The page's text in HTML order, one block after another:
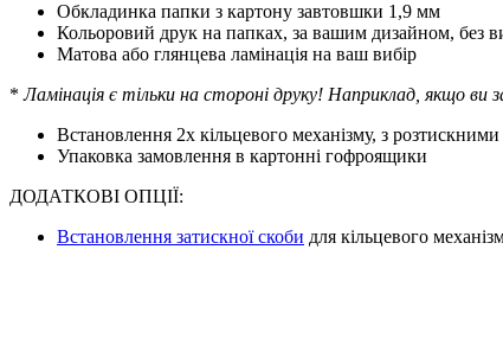
Обкладинка папки з картону завтовшки 1,9 мм
Кольоровий друк на папках, за вашим дизайном, без
Матова або глянцева ламінація на ваш вибір
*Ламінація є тільки на стороні друку! Наприклад, якщо ви
Встановлення 2х кільцевого механізму, з
Упаковка замовлення в картонні гофроящики
ДОДАТКОВІ ОПЦІЇ:
Встановлення затискної скоби для кільцевого